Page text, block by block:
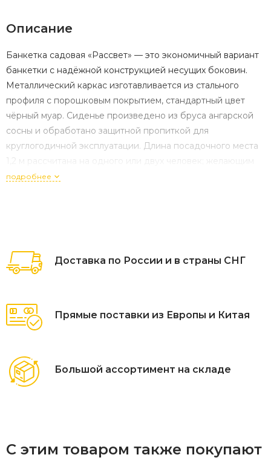
Описание
Банкетка садовая «Рассвет» — это экономичный вариант
банкетки с надёжной конструкцией несущих боковин.
Металлический каркас изготавливается из стального
профиля с порошковым покрытием, стандартный цвет
чёрный муар. Сиденье произведено из бруса ангарской
сосны и обработано защитной пропиткой для
круглогодичной эксплуатации. Длина посадочного места
1,2 м рассчитана на одного или двух человек; желающим
купить скамейки предлагаются на выбор и другие
подробнее
Доставка по России и в страны СНГ
Прямые поставки из Европы и Китая
Большой ассортимент на складе
С этим товаром также покупают